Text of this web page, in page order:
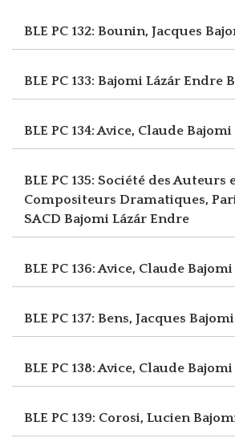
BLE PC 132: Bounin, Jacques
BLE PC 133: Bajomi Lázár Endre
BLE PC 134: Avice, Claude Bajomi
BLE PC 135: Société des Auteurs
Compositeurs Dramatiques,
SACD Bajomi Lázár Endre
BLE PC 136: Avice, Claude Bajomi
BLE PC 137: Bens, Jacques
BLE PC 138: Avice, Claude Bajomi
BLE PC 139: Corosi, Lucien